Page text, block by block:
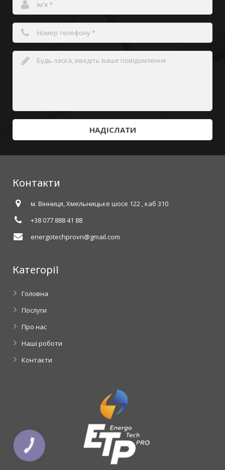
НАДІСЛАТИ
Контакти
м. Вінниця, Хмельницьке шосе 122 , каб 310
+38 077 888 41 88
energotechprovn@gmail.com
Категорії
Головна
Послуги
Про нас
Наші роботи
Контакти
КНОПКА
ЗВ'ЯЗКУ